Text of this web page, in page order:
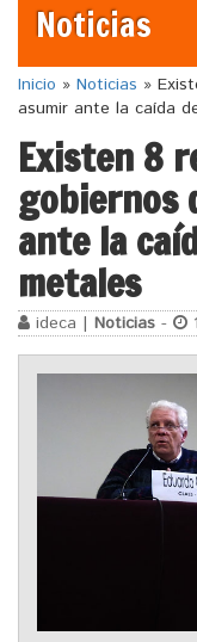
Noticias
Inicio » Noticias »
asumir ante la caída
Existen 8
gobiernos
ante la
metales
ideca | Noticias -